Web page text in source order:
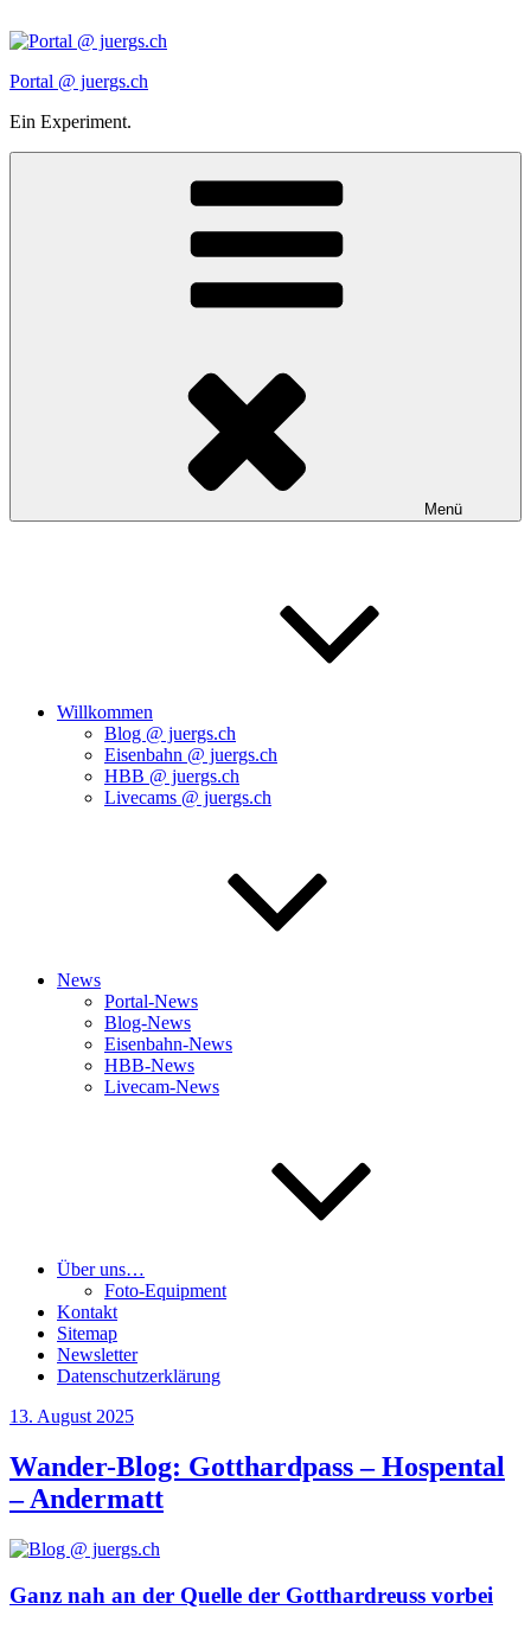
Inhalt
Portal @ juergs.ch
Ein Experiment.
Menü
Willkommen
Blog @ juergs.ch
Eisenbahn @ juergs.ch
HBB @ juergs.ch
Livecams @ juergs.ch
News
Portal-News
Blog-News
Eisenbahn-News
HBB-News
Livecam-News
Über uns…
Foto-Equipment
Kontakt
Sitemap
Newsletter
Datenschutzerklärung
Veröffentlicht
13. August 2025
Wander-Blog: Gotthardpass – Hospental
– Andermatt
Ganz nah an der Quelle der Gotthardreuss vorbei